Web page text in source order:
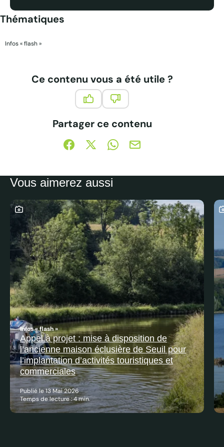
Thématiques
Infos « flash »
Ce contenu vous a été utile ?
Partager ce contenu
Partager sur Facebook (nouvelle fenêtre)
Partager sur X / Twitter (nouvelle
Partager sur WhatsApp
Partager par mail
Vous aimerez aussi
Appel à projet : mise à disposition de
l’ancienne maison éclusière de Seuil pour
l’implantation d’activités touristiques et
commerciales
Infos « flash »
Publié le 13 Mai 2026
Temps de lecture : 4 min.
Ce contenu contient une galerie photo